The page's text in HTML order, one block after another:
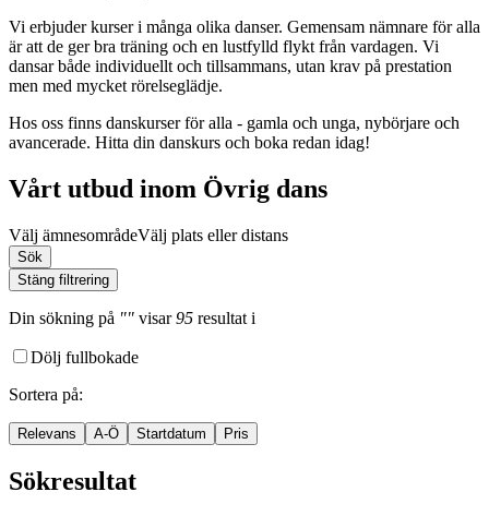
Vi erbjuder kurser i många olika danser. Gemensam nämnare för alla
är att de ger bra träning och en lustfylld flykt från vardagen. Vi
dansar både individuellt och tillsammans, utan krav på prestation
men med mycket rörelseglädje.
Hos oss finns danskurser för alla - gamla och unga, nybörjare och
avancerade. Hitta din danskurs och boka redan idag!
Vårt utbud inom Övrig dans
Välj ämnesområdeVälj plats eller distans
Sök
Stäng filtrering
Din sökning på "" visar95 resultat i
Dölj fullbokade
Sortera på:
Relevans A-Ö Startdatum Pris
Sökresultat